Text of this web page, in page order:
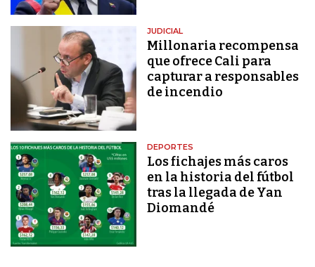
JUDICIAL
Millonaria recompensa
que ofrece Cali para
capturar a responsables
de incendio
DEPORTES
Los fichajes más caros
en la historia del fútbol
tras la llegada de Yan
Diomandé